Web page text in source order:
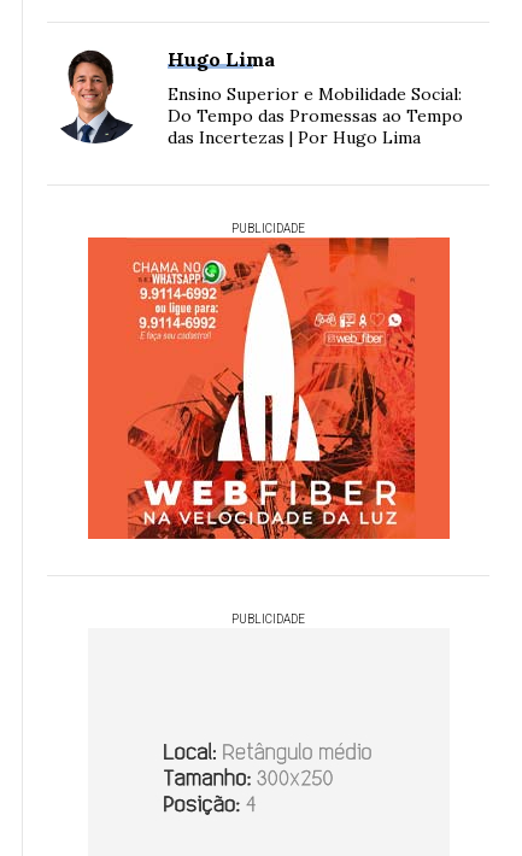
Hugo Lima
Ensino Superior e Mobilidade Social:
Do Tempo das Promessas ao Tempo
das Incertezas | Por Hugo Lima
PUBLICIDADE
PUBLICIDADE